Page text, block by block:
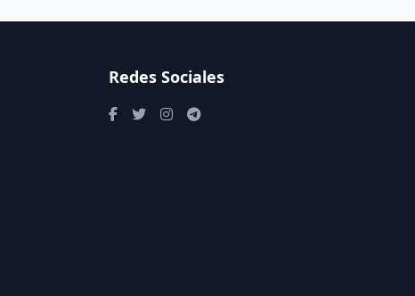
Redes Sociales